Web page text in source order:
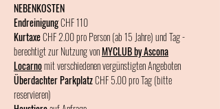
NEBENKOSTEN
EndreinigungCHF 110
KurtaxeCHF 2.00 pro Person (ab 15 Jahre) und Tag -
berechtigt zur Nutzung vonMYCLUB by Ascona
Locarnomit verschiedenen vergünstigten Angeboten
Überdachter ParkplatzCHF 5.00 pro Tag (bitte
reservieren)